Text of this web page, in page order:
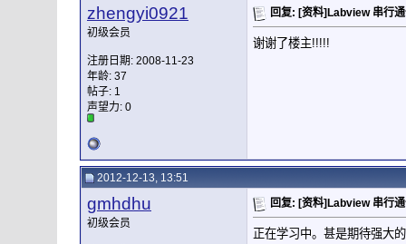
zhengyi0921
初级会员
注册日期: 2008-11-23
年龄: 37
帖子: 1
声望力: 0
回复: [资料]Labview 串行
谢谢了楼主!!!!!
2012-12-13, 13:51
gmhdhu
初级会员
回复: [资料]Labview 串行
正在学习中。甚是期待强大